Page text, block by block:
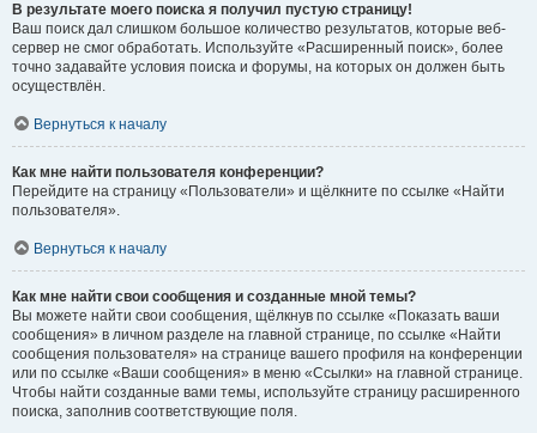
В результате моего поиска я получил пустую страницу!
Ваш поиск дал слишком большое количество результатов, которые веб-
сервер не смог обработать. Используйте «Расширенный поиск», более
точно задавайте условия поиска и форумы, на которых он должен быть
осуществлён.
Вернуться к началу
Как мне найти пользователя конференции?
Перейдите на страницу «Пользователи» и щёлкните по ссылке «Найти
пользователя».
Вернуться к началу
Как мне найти свои сообщения и созданные мной темы?
Вы можете найти свои сообщения, щёлкнув по ссылке «Показать ваши
сообщения» в личном разделе на главной странице, по ссылке «Найти
сообщения пользователя» на странице вашего профиля на конференции
или по ссылке «Ваши сообщения» в меню «Ссылки» на главной странице.
Чтобы найти созданные вами темы, используйте страницу расширенного
поиска, заполнив соответствующие поля.